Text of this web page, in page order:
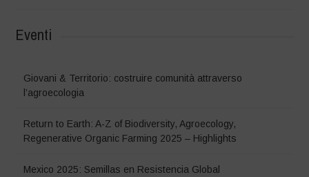
Eventi
Giovani & Territorio: costruire comunità attraverso
l’agroecologia
Return to Earth: A-Z of Biodiversity, Agroecology,
Regenerative Organic Farming 2025 – Highlights
Mexico 2025: Semillas en Resistencia Global